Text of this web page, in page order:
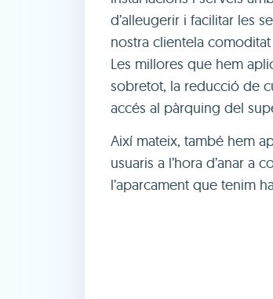
d’alleugerir i facilitar les
nostra clientela comoditat
Les millores que hem
sobretot, la reducció de
accés al pàrquing del
Així mateix, també hem
usuaris a l’hora d’anar a
l’aparcament que tenim